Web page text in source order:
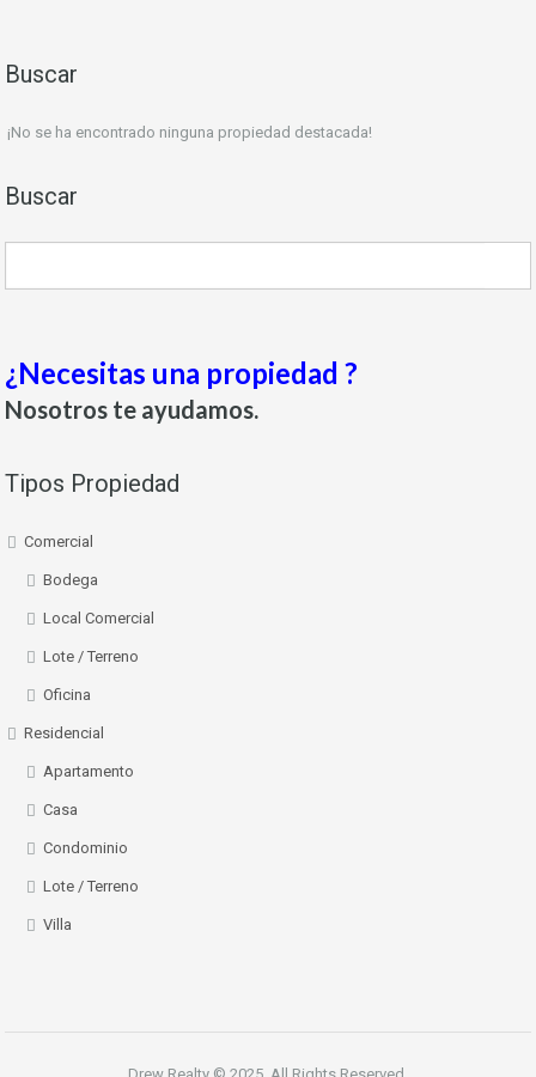
Buscar
¡No se ha encontrado ninguna propiedad destacada!
Buscar
¿Necesitas una propiedad ?
Nosotros te ayudamos.
Tipos Propiedad
Comercial
Bodega
Local Comercial
Lote / Terreno
Oficina
Residencial
Apartamento
Casa
Condominio
Lote / Terreno
Villa